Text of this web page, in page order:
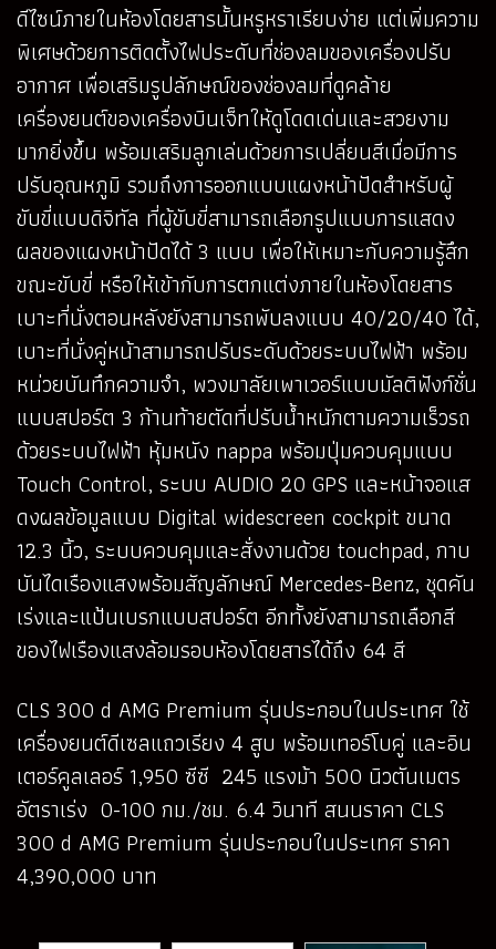
ดีไซน์ภายในห้องโดยสารนั้นหรูหราเรียบง่าย แต่เพิ่มความ
พิเศษด้วยการติดตั้งไฟประดับที่ช่องลมของเครื่องปรับ
อากาศ เพื่อเสริมรูปลักษณ์ของช่องลมที่ดูคล้าย
เครื่องยนต์ของเครื่องบินเจ็ทให้ดูโดดเด่นและสวยงาม
มากยิ่งขึ้น พร้อมเสริมลูกเล่นด้วยการเปลี่ยนสีเมื่อมีการ
ปรับอุณหภูมิ รวมถึงการออกแบบแผงหน้าปัดสำหรับผู้
ขับขี่แบบดิจิทัล ที่ผู้ขับขี่สามารถเลือกรูปแบบการแสดง
ผลของแผงหน้าปัดได้ 3 แบบ เพื่อให้เหมาะกับความรู้สึก
ขณะขับขี่ หรือให้เข้ากับการตกแต่งภายในห้องโดยสาร
เบาะที่นั่งตอนหลังยังสามารถพับลงแบบ 40/20/40 ได้,
เบาะที่นั่งคู่หน้าสามารถปรับระดับด้วยระบบไฟฟ้า พร้อม
หน่วยบันทึกความจำ, พวงมาลัยเพาเวอร์แบบมัลติฟังก์ชั่น
แบบสปอร์ต 3 ก้านท้ายตัดที่ปรับน้ำหนักตามความเร็วรถ
ด้วยระบบไฟฟ้า หุ้มหนัง nappa พร้อมปุ่มควบคุมแบบ
Touch Control, ระบบ AUDIO 20 GPS และหน้าจอแส
ดงผลข้อมูลแบบ Digital widescreen cockpit ขนาด
12.3 นิ้ว, ระบบควบคุมและสั่งงานด้วย touchpad, กาบ
บันไดเรืองแสงพร้อมสัญลักษณ์ Mercedes-Benz, ชุดคัน
เร่งและแป้นเบรกแบบสปอร์ต อีกทั้งยังสามารถเลือกสี
ของไฟเรืองแสงล้อมรอบห้องโดยสารได้ถึง 64 สี
CLS 300 d AMG Premium รุ่นประกอบในประเทศ ใช้
เครื่องยนต์ดีเซลแถวเรียง 4 สูบ พร้อมเทอร์โบคู่ และอิน
เตอร์คูลเลอร์ 1,950 ซีซี 245 แรงม้า 500 นิวตันเมตร
อัตราเร่ง 0-100 กม./ชม. 6.4 วินาที สนนราคา CLS
300 d AMG Premium รุ่นประกอบในประเทศ ราคา
4,390,000 บาท